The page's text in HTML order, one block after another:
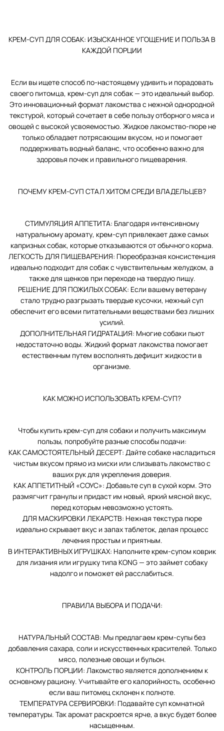
КРЕМ-СУП ДЛЯ СОБАК: ИЗЫСКАННОЕ УГОЩЕНИЕ И ПОЛЬЗА В
КАЖДОЙ ПОРЦИИ
Если вы ищете способ по-настоящему удивить и порадовать
своего питомца, крем-суп для собак — это идеальный выбор.
Это инновационный формат лакомства с нежной однородной
текстурой, который сочетает в себе пользу отборного мяса и
овощей с высокой усвояемостью. Жидкое лакомство-пюре не
только обладает потрясающим вкусом, но и помогает
поддерживать водный баланс, что особенно важно для
здоровья почек и правильного пищеварения.
ПОЧЕМУ КРЕМ-СУП СТАЛ ХИТОМ СРЕДИ ВЛАДЕЛЬЦЕВ?
СТИМУЛЯЦИЯ АППЕТИТА: Благодаря интенсивному
натуральному аромату, крем-суп привлекает даже самых
капризных собак, которые отказываются от обычного корма.
ЛЕГКОСТЬ ДЛЯ ПИЩЕВАРЕНИЯ: Пюреобразная консистенция
идеально подходит для собак с чувствительным желудком, а
также для щенков при переходе на твердую пищу.
РЕШЕНИЕ ДЛЯ ПОЖИЛЫХ СОБАК: Если вашему ветерану
стало трудно разгрызать твердые кусочки, нежный суп
обеспечит его всеми питательными веществами без лишних
усилий.
ДОПОЛНИТЕЛЬНАЯ ГИДРАТАЦИЯ: Многие собаки пьют
недостаточно воды. Жидкий формат лакомства помогает
естественным путем восполнять дефицит жидкости в
организме.
КАК МОЖНО ИСПОЛЬЗОВАТЬ КРЕМ-СУП?
Чтобы купить крем-суп для собаки и получить максимум
пользы, попробуйте разные способы подачи:
КАК САМОСТОЯТЕЛЬНЫЙ ДЕСЕРТ: Дайте собаке насладиться
чистым вкусом прямо из миски или слизывать лакомство с
ваших рук для укрепления доверия.
КАК АППЕТИТНЫЙ «СОУС»: Добавьте суп в сухой корм. Это
размягчит гранулы и придаст им новый, яркий мясной вкус,
перед которым невозможно устоять.
ДЛЯ МАСКИРОВКИ ЛЕКАРСТВ: Нежная текстура пюре
идеально скрывает вкус и запах таблеток, делая процесс
лечения простым и приятным.
В ИНТЕРАКТИВНЫХ ИГРУШКАХ: Наполните крем-супом коврик
для лизания или игрушку типа KONG — это займет собаку
надолго и поможет ей расслабиться.
ПРАВИЛА ВЫБОРА И ПОДАЧИ:
НАТУРАЛЬНЫЙ СОСТАВ: Мы предлагаем крем-супы без
добавления сахара, соли и искусственных красителей. Только
мясо, полезные овощи и бульон.
КОНТРОЛЬ ПОРЦИИ: Лакомство является дополнением к
основному рациону. Учитывайте его калорийность, особенно
если ваш питомец склонен к полноте.
ТЕМПЕРАТУРА СЕРВИРОВКИ: Подавайте суп комнатной
температуры. Так аромат раскроется ярче, а вкус будет более
насыщенным.